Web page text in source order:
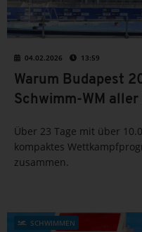
04.02.2026 13:59
Warum Budapest
Schwimm-WM
Über 23 Tage mit über
kompaktes
zusammen.
SCHWIMMEN